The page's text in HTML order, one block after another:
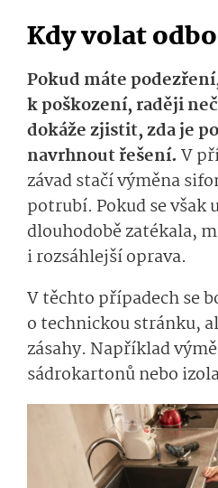
Kdy volat
Pokud máte
k poškození, raději
dokáže zjistit, zda je
navrhnout řešení. V
závad stačí výměna
potrubí. Pokud se však
dlouhodobě zatékala,
i rozsáhlejší oprava.
V těchto případech se
o technickou stránku,
zásahy. Například
sádrokartonů nebo